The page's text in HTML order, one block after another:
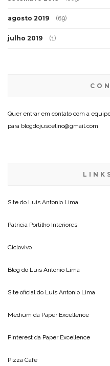
agosto 2019 (69)
julho 2019 (1)
Quer entrar em contato com a
para blogdojuscelino@gmail.com
Site do Luis Antonio Lima
Patricia Portilho Interiores
Ciclovivo
Blog do Luis Antonio Lima
Site oficial do Luis Antonio Lima
Medium da Paper Excellence
Pinterest da Paper Excellence
Pizza Cafe